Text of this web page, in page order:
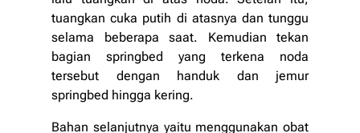
tuangkan cuka putih di atasnya dan tunggu
selama beberapa saat. Kemudian tekan
bagian springbed yang terkena noda
tersebut dengan handuk dan jemur
springbed hingga kering.
Bahan selanjutnya yaitu menggunakan obat